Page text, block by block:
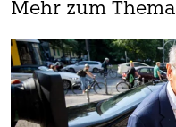
Mehr zum Thema